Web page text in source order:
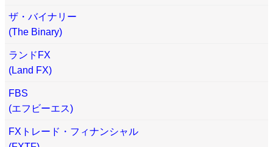
ザ・バイナリー
(The Binary)
ランドFX
(Land FX)
FBS
(エフビーエス)
FXトレード・フィナンシャル